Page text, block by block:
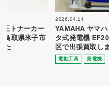
トナーカー
鳥取県米子市
た
2026.04.14
YAMAHA ヤマ
タ式発電機
区で出張買取し
電動⼯具 発電機